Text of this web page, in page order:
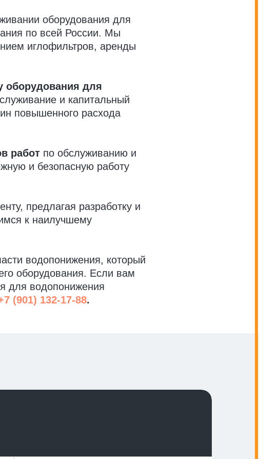
оборудования для
по всей России. Мы
иглофильтров, аренды
оборудования для
и капитальный
повышенного расхода
работ по обслуживанию и
и безопасную работу
предлагая разработку и
к наилучшему
водопонижения, который
оборудования. Если вам
для водопонижения
(901) 132-17-88.